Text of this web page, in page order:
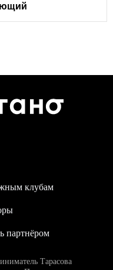
клубам
партнёром
Тарасова